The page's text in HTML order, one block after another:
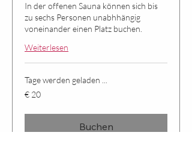
In der offenen Sauna können sich bis
zu sechs Personen unabhhängig
voneinander einen Platz buchen.
Weiterlesen
Tage werden geladen ...
20
Euro
€ 20
Buchen